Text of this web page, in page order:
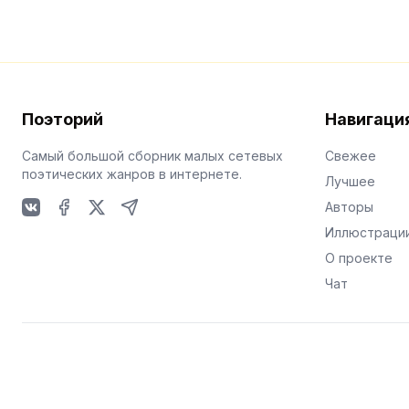
Поэторий
Самый большой сборник малых сетевых
поэтических жанров в интернете.
Свежее
Лучшее
Авторы
О проекте
Чат